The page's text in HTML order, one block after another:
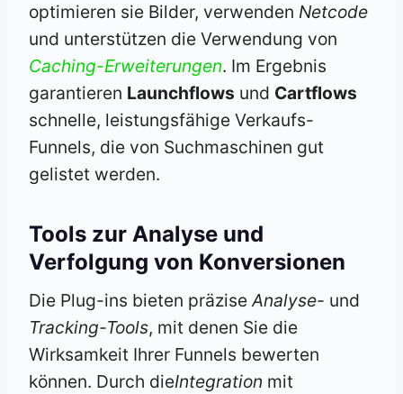
optimieren sie Bilder, verwenden Netcode
und unterstützen die Verwendung von
Caching-Erweiterungen. Im Ergebnis
garantieren Launchflows und Cartflows
schnelle, leistungsfähige Verkaufs-
Funnels, die von Suchmaschinen gut
gelistet werden.
Tools zur Analyse und
Verfolgung von Konversionen
Die Plug-ins bieten präziseAnalyse- und
Tracking-Tools, mit denen Sie die
Wirksamkeit Ihrer Funnels bewerten
können. Durch dieIntegration mit